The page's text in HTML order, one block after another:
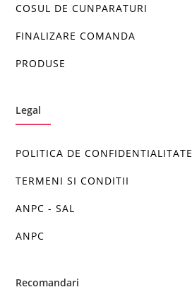
COSUL DE CUNPARATURI
FINALIZARE COMANDA
PRODUSE
Legal
POLITICA DE CONFIDENTIALITATE
TERMENI SI CONDITII
ANPC - SAL
ANPC
Recomandari